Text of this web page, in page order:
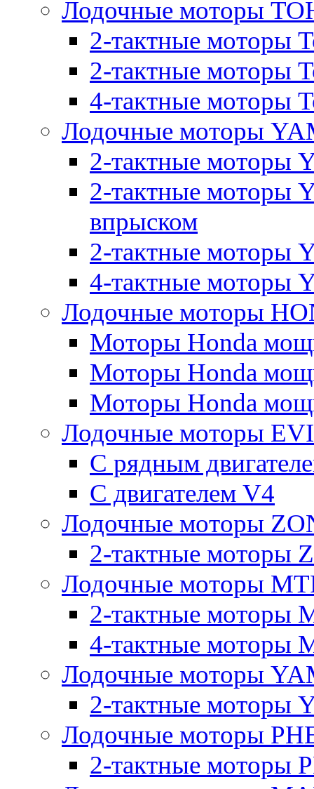
Лодочные моторы
2-тактные моторы
2-тактные моторы
4-тактные моторы
Лодочные моторы
2-тактные моторы
2-тактные моторы
впрыском
2-тактные моторы
4-тактные моторы
Лодочные моторы
Моторы Honda
Моторы Honda
Моторы Honda
Лодочные моторы
С рядным
C двигателем V4
Лодочные моторы
2-тактные моторы
Лодочные моторы
2-тактные моторы
4-тактные моторы
Лодочные моторы
2-тактные моторы
Лодочные моторы
2-тактные моторы